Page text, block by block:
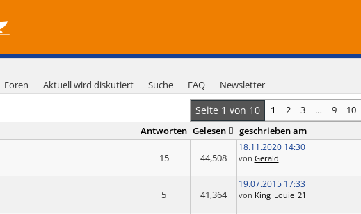
Foren
Aktuell wird diskutiert Suche FAQ Newsletter
Seite 1 von 10 1 2 3 … 9
10
Antworten Gelesen
geschrieben am
15 44,508
18.11.2020 14:30
von Gerald
5 41,364
19.07.2015 17:33
von King_Louie_21